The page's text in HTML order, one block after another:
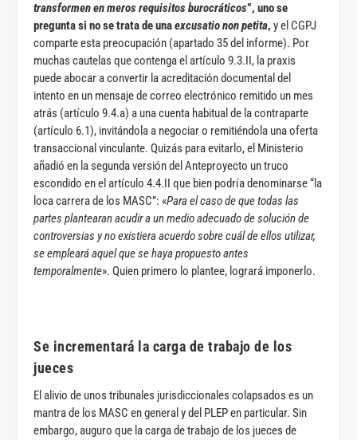
transformen en meros requisitos burocráticos”, uno se
pregunta si no se trata de unaexcusatio non petita, y el CGPJ
comparte esta preocupación (apartado 35 del informe). Por
muchas cautelas que contenga el artículo 9.3.II, la praxis
puede abocar a convertir la acreditación documental del
intento en un mensaje de correo electrónico remitido un mes
atrás (artículo 9.4.a) a una cuenta habitual de la contraparte
(artículo 6.1), invitándola a negociar o remitiéndola una oferta
transaccional vinculante. Quizás para evitarlo, el Ministerio
añadió en la segunda versión del Anteproyecto un truco
escondido en el artículo 4.4.II que bien podría denominarse “la
loca carrera de los MASC”: «Para el caso de que todas las
partes plantearan acudir a un medio adecuado de solución de
controversias y no existiera acuerdo sobre cuál de ellos utilizar,
se empleará aquel que se haya propuesto antes
temporalmente». Quien primero lo plantee, logrará imponerlo.
Se incrementará la carga de trabajo de los
jueces
El alivio de unos tribunales jurisdiccionales colapsados es un
mantra de los MASC en general y del PLEP en particular. Sin
embargo, auguro que la carga de trabajo de los jueces de